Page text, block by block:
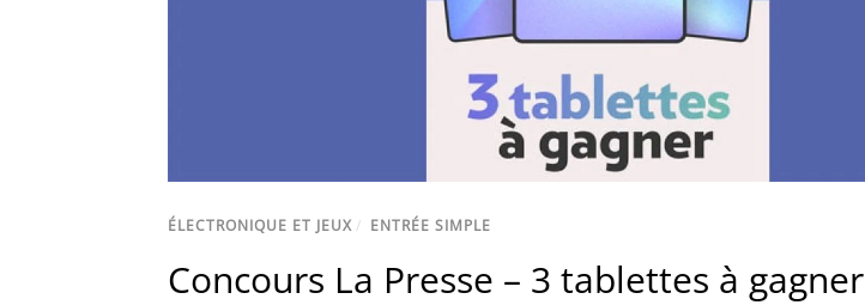
ÉLECTRONIQUE ET JEUX/ ENTRÉE SIMPLE
Concours La Presse – 3 tablettes à gagner